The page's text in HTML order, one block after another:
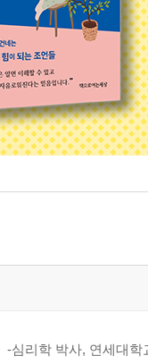
-심리학 박사, 연세대